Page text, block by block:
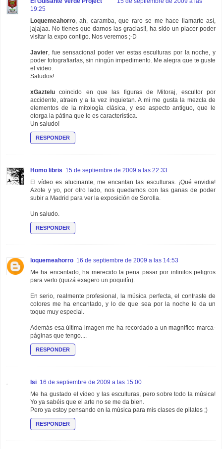
19:25
Loquemeahorro, ah, caramba, que raro se me hace llamarte así,
jajajaa. No tienes que darnos las gracias!!, ha sido un placer poder
visitar la expo contigo. Nos veremos ;-D
Javier, fue sensacional poder ver estas esculturas por la noche, y
poder fotografiarlas, sin ningún impedimento. Me alegra que te guste
el video.
Saludos!
xGaztelu coincido en que las figuras de Mitoraj, escultor por
accidente, atraen y a la vez inquietan. A mi me gusta la mezcla de
elementos de la mitología clásica, y ese aspecto antiguo, que le
otorga la pátina que le es característica.
Un saludo!
RESPONDER
Homo libris 15 de septiembre de 2009 a las 22:33
El vídeo es alucinante, me encantan las esculturas. ¡Qué envidia!
Azote y yo, por otro lado, nos quedamos con las ganas de poder
subir a Madrid para ver la exposición de Sorolla.
Un saludo.
RESPONDER
loquemeahorro 16 de septiembre de 2009 a las 14:53
Me ha encantado, ha merecido la pena pasar por infinitos peligros
para verlo (quizá exagero un poquitín).
En serio, realmente profesional, la música perfecta, el contraste de
colores me ha encantado, y lo de que sea por la noche le da un
toque muy especial.
Además esa última imagen me ha recordado a un magnífico marca-
páginas que tengo....
RESPONDER
Isi 16 de septiembre de 2009 a las 15:00
Me ha gustado el vídeo y las esculturas, pero sobre todo la música!
Yo ya sabéis que el arte no se me da bien.
Pero ya estoy pensando en la música para mis clases de pilates ;)
RESPONDER